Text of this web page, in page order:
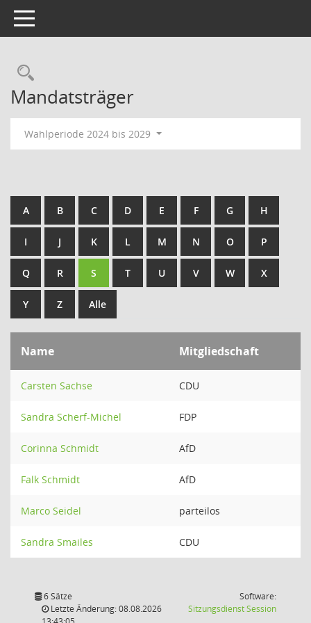
Toggle navigation
Rechercheauswahl
Mandatsträger
Wahlperiode 2024 bis 2029
A B C D E F G H
I J K L M N O P
Q R S T U V W X
Y Z Alle
Name Mitgliedschaft
Carsten Sachse CDU
Sandra Scherf-Michel FDP
Corinna Schmidt AfD
Falk Schmidt AfD
Marco Seidel parteilos
Sandra Smailes CDU
6 Sätze
Letzte Änderung: 08.08.2026
Software:
SitzungsdienstSession(Wird in